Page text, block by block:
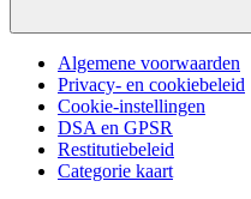
Algemene voorwaarden
Privacy- en cookiebeleid
Cookie-instellingen
DSA en GPSR
Restitutiebeleid
Categorie kaart